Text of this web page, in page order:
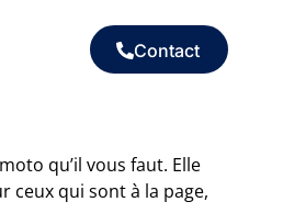
Contact
qu’il vous faut. Elle
ceux qui sont à la page,